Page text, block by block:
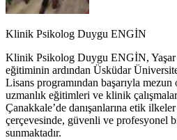
Klinik Psikolog Duygu ENGİN
Klinik Psikolog Duygu ENGİN,
eğitiminin ardından Üsküdar
Lisans programından başarıyla
uzmanlık eğitimleri ve klinik
Çanakkale’de danışanlarına etik
çerçevesinde, güvenli ve profesyonel
sunmaktadır.